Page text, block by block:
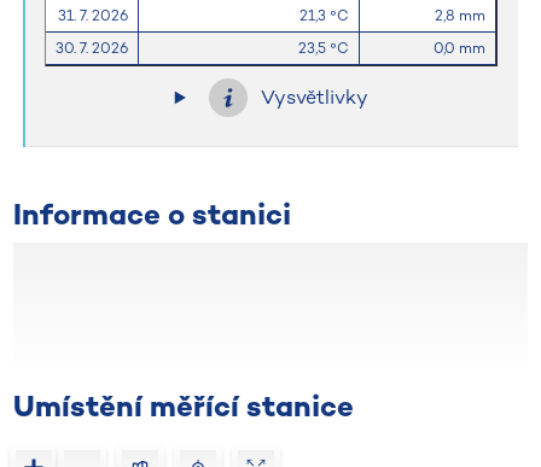
31. 7. 2026
21,3 °C
2,8 mm
30. 7. 2026
23,5 °C 0,0 mm
Vysvětlivky
Informace o stanici
Umístění měřící stanice